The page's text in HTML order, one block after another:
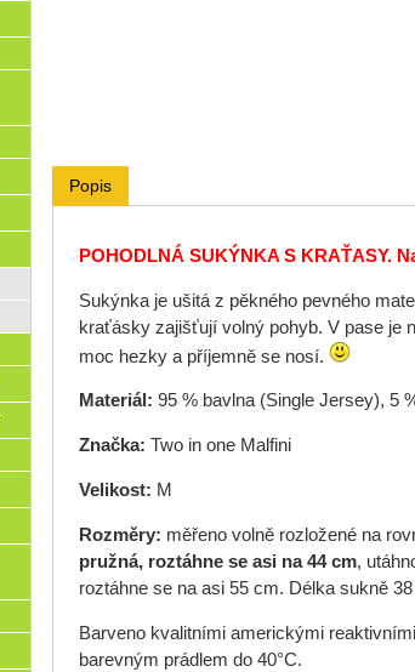
Popis
POHODLNÁ SUKÝNKA S KRAŤASY.
Sukýnka je ušitá z pěkného pevného
kraťásky zajišťují volný pohyb. V pase je
moc hezky a příjemně se nosí.
Materiál: 95 % bavlna (Single Jersey), 5
Značka: Two in one Malfini
Velikost: M
Rozměry: měřeno volně rozložené na
pružná, roztáhne se asi na 44 cm,
roztáhne se na asi 55 cm. Délka sukně
Barveno kvalitními americkými
barevným prádlem do 40°C.